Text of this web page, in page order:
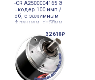
-CR A2500004165 Э
нкодер 100 имп./
об, с зажимным
фланцем, d=58мм,
C инкрементальн
32 610₽